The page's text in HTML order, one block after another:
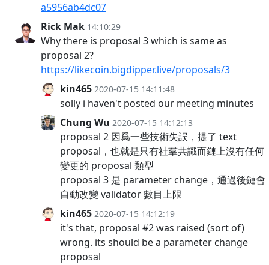
a5956ab4dc07
Rick Mak 14:10:29
Why there is proposal 3 which is same as
proposal 2?
https://likecoin.bigdipper.live/proposals/3
kin465 2020-07-15 14:11:48
solly i haven't posted our meeting minutes
Chung Wu 2020-07-15 14:12:13
proposal 2 因爲一些技術失誤，提了 text
proposal，也就是只有社羣共識而鏈上沒有任何
變更的 proposal 類型
proposal 3 是 parameter change，通過後鏈會
自動改變 validator 數目上限
kin465 2020-07-15 14:12:19
it's that, proposal #2 was raised (sort of)
wrong. its should be a parameter change
proposal